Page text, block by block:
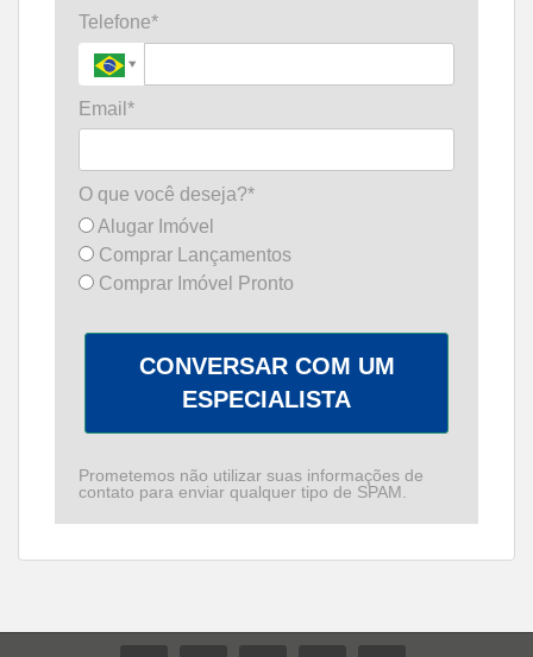
Telefone*
Email*
O que você deseja?*
Alugar Imóvel
Comprar Lançamentos
Comprar Imóvel Pronto
CONVERSAR COM UM
ESPECIALISTA
Prometemos não utilizar suas informações de
contato para enviar qualquer tipo de SPAM.